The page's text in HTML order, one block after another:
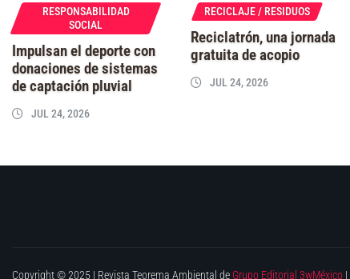
RESPONSABILIDAD
SOCIAL
Impulsan el deporte con
donaciones de sistemas
de captación pluvial
JUL 24, 2026
RECICLAJE / RESIDUOS
Reciclatrón, una jornada
gratuita de acopio
JUL 24, 2026
Copyright © 2025 | Revista Teorema Ambiental de Grupo Editorial 3wMéxico |